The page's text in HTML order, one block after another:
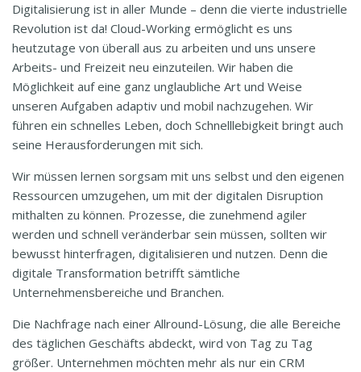
Digitalisierung ist in aller Munde – denn die vierte industrielle
Revolution ist da! Cloud-Working ermöglicht es uns
heutzutage von überall aus zu arbeiten und uns unsere
Arbeits- und Freizeit neu einzuteilen. Wir haben die
Möglichkeit auf eine ganz unglaubliche Art und Weise
unseren Aufgaben adaptiv und mobil nachzugehen. Wir
führen ein schnelles Leben, doch Schnelllebigkeit bringt auch
seine Herausforderungen mit sich.
Wir müssen lernen sorgsam mit uns selbst und den eigenen
Ressourcen umzugehen, um mit der digitalen Disruption
mithalten zu können. Prozesse, die zunehmend agiler
werden und schnell veränderbar sein müssen, sollten wir
bewusst hinterfragen, digitalisieren und nutzen. Denn die
digitale Transformation betrifft sämtliche
Unternehmensbereiche und Branchen.
Die Nachfrage nach einer Allround-Lösung, die alle Bereiche
des täglichen Geschäfts abdeckt, wird von Tag zu Tag
größer. Unternehmen möchten mehr als nur ein CRM